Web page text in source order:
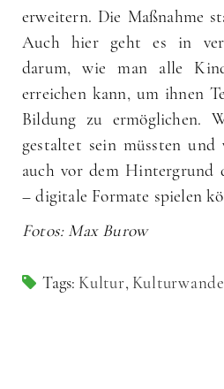
erweitern. Die Maßnahme
Auch hier geht es in
darum, wie man alle
erreichen kann, um ihnen
Bildung zu ermöglichen.
gestaltet sein müssten
auch vor dem Hintergrund
– digitale Formate spielen
Fotos: Max Burow
Tags: Kultur,